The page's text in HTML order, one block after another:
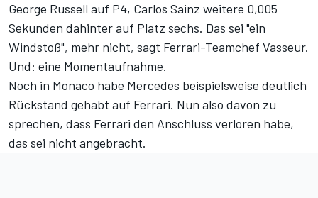
George Russell auf P4, Carlos Sainz weitere 0,005
Sekunden dahinter auf Platz sechs. Das sei "ein
Windstoß", mehr nicht, sagt Ferrari-Teamchef Vasseur.
Und: eine Momentaufnahme.
Noch in Monaco habe Mercedes beispielsweise deutlich
Rückstand gehabt auf Ferrari. Nun also davon zu
sprechen, dass Ferrari den Anschluss verloren habe,
das sei nicht angebracht.